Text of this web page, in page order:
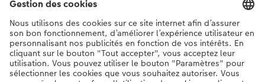
Notre sélection
Si vous avez des questions concernant nos produits ou votre commande,
n'hésitez pas à nous contacter du lundi au dimanche, de 9h00 à 20h00
(hors jours fériés), au numéro de téléphone044 499 10 37• 7j/7 • de 9h à
20h